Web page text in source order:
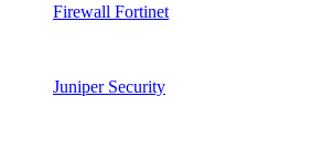
Firewall Fortinet
Juniper Security